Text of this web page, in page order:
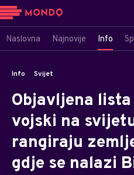
Naslovna Najnovije Info
Info Svijet
Objavljena
vojski na
rangiraju
gdje se nalazi